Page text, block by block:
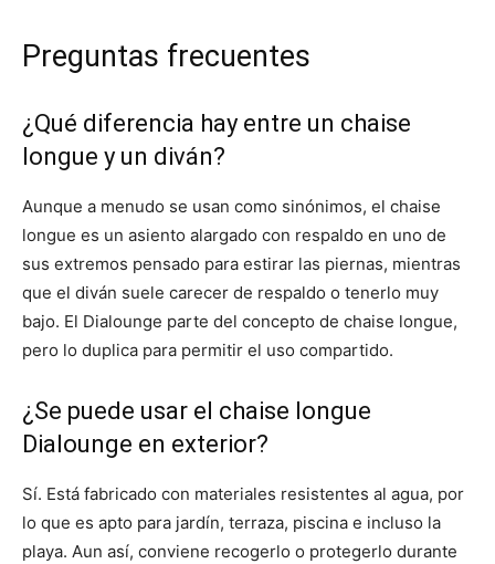
Preguntas frecuentes
¿Qué diferencia hay entre un chaise
longue y un diván?
Aunque a menudo se usan como sinónimos, el chaise
longue es un asiento alargado con respaldo en uno de
sus extremos pensado para estirar las piernas, mientras
que el diván suele carecer de respaldo o tenerlo muy
bajo. El Dialounge parte del concepto de chaise longue,
pero lo duplica para permitir el uso compartido.
¿Se puede usar el chaise longue
Dialounge en exterior?
Sí. Está fabricado con materiales resistentes al agua, por
lo que es apto para jardín, terraza, piscina e incluso la
playa. Aun así, conviene recogerlo o protegerlo durante